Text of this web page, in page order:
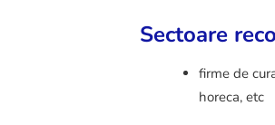
Sectoare
firme de
horeca, etc